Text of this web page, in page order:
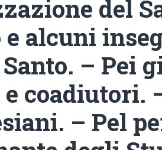
del
e alcuni
– Pei
coadiutori.
– Pel